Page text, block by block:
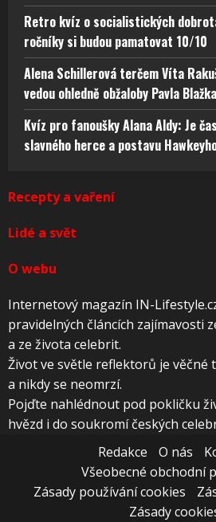
Retro kvíz o socialistických
ročníky si budou pamatovat 10/10
Alena Schillerová terčem Víta
vedou ohledně obžaloby Pavla
Kvíz pro fanoušky Alana Aldy: Je
slavného herce a postavu
Recepty a vaření
Lidé a svět
O webu
Internetový magazín IN-
pravidelných článcích zajímavosti
a ze života celebrit.
Život ve světle reflektorů je věčné
a nikdy se neomrzí.
Pojďte nahlédnout pod pokličku
hvězd i do soukromí českých
Redakce
O nás
Všeobecné obchodní
Zásady používání cookies
Zásady